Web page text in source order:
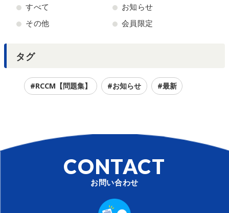
すべて
お知らせ
その他
会員限定
タグ
#RCCM【問題集】 #お知らせ #最新
CONTACT
お問い合わせ